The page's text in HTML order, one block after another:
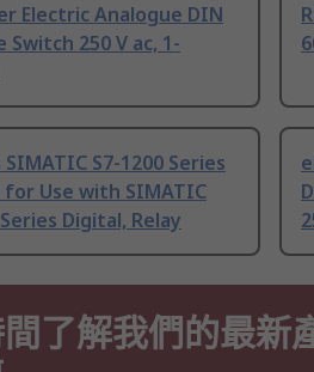
Electric Analogue DIN
Switch 250 V ac, 1-
S7-1200 Series
for Use with SIMATIC
Digital, Relay
了解我們的最新